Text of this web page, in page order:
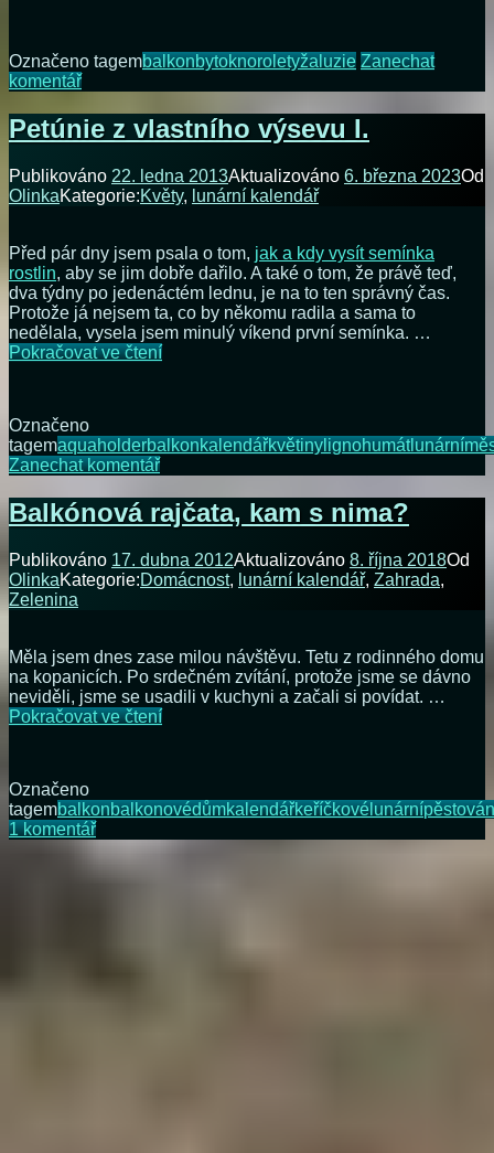
žaluziím
Označeno tagembalkonbytoknoroletyžaluzie Zanechat
komentářna
v
bytě
žaluziím
Petúnie z vlastního výsevu I.
Publikováno 22. ledna 2013Aktualizováno 6. března 2023Od
OlinkaKategorie:Květy, lunární kalendář
Před pár dny jsem psala o tom, jak a kdy vysít semínka
rostlin, aby se jim dobře dařilo. A také o tom, že právě teď,
dva týdny po jedenáctém lednu, je na to ten správný čas.
Protože já nejsem ta, co by někomu radila a sama to
nedělala, vysela jsem minulý víkend první semínka. …
Pokračovat ve čteníPetúnie
Označeno
tagemaquaholderbalkonkalendářkvětinylignohumátlunární
Zanechat komentářna
z
vlastního
I.
Balkónová rajčata, kam s nima?
Publikováno 17. dubna 2012Aktualizováno 8. října 2018Od
OlinkaKategorie:Domácnost, lunární kalendář, Zahrada,
Zelenina
Měla jsem dnes zase milou návštěvu. Tetu z rodinného domu
na kopanicích. Po srdečném zvítání, protože jsme se dávno
neviděli, jsme se usadili v kuchyni a začali si povídat. …
Pokračovat ve čteníBalkónová
Označeno
tagembalkonbalkonovédůmkalendářkeříčkovélunární
1 komentářu